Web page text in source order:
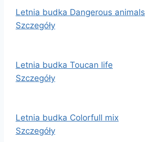
Letnia budka Dangerous animals
Szczegóły
Letnia budka Toucan life
Szczegóły
Letnia budka Colorfull mix
Szczegóły